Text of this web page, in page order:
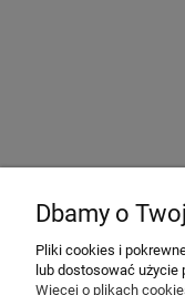
Dbamy o
Pliki cookies i
lub dostosować użycie
Więcej o plikach